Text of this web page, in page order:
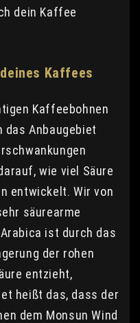
dein Kaffee
Kaffees
Kaffeebohnen
das Anbaugebiet
wie viel Säure
entwickelt. Wir von
säurearme
ist durch das
der rohen
entzieht,
heißt das, dass der
dem Monsun Wind